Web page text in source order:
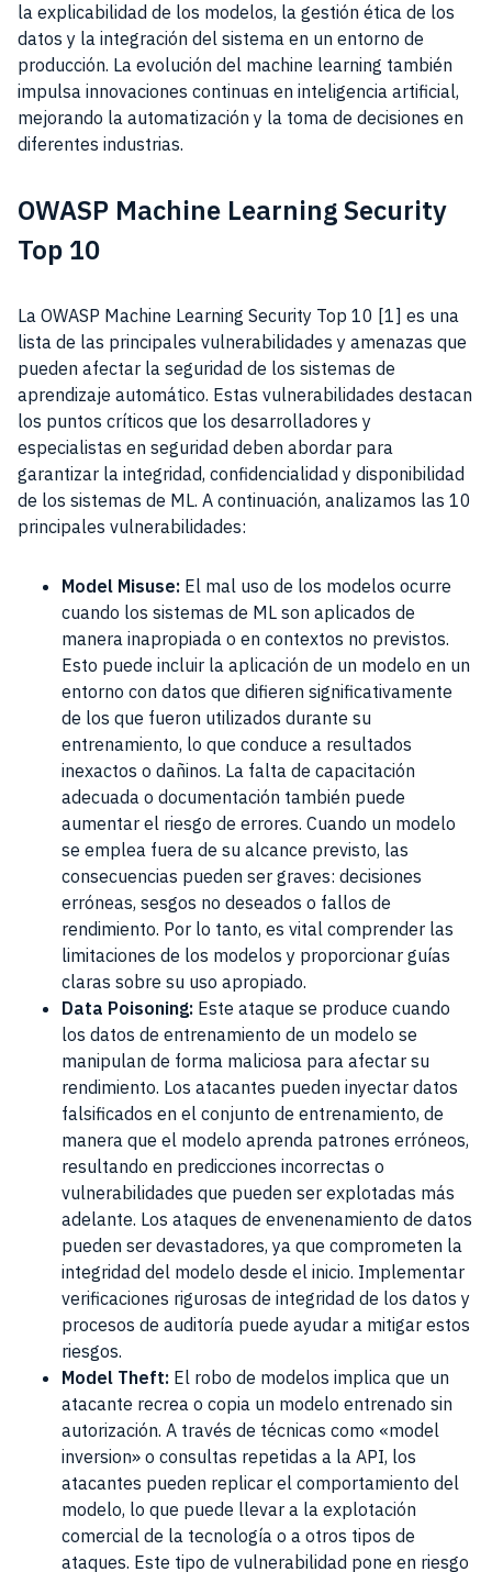
la explicabilidad de los modelos, la gestión ética de los
datos y la integración del sistema en un entorno de
producción. La evolución del machine learning también
impulsa innovaciones continuas en inteligencia artificial,
mejorando la automatización y la toma de decisiones en
diferentes industrias.
OWASP Machine Learning Security
Top 10
La OWASP Machine Learning Security Top 10 [1] es una
lista de las principales vulnerabilidades y amenazas que
pueden afectar la seguridad de los sistemas de
aprendizaje automático. Estas vulnerabilidades destacan
los puntos críticos que los desarrolladores y
especialistas en seguridad deben abordar para
garantizar la integridad, confidencialidad y disponibilidad
de los sistemas de ML. A continuación, analizamos las 10
principales vulnerabilidades:
Model Misuse: El mal uso de los modelos ocurre
cuando los sistemas de ML son aplicados de
manera inapropiada o en contextos no previstos.
Esto puede incluir la aplicación de un modelo en un
entorno con datos que difieren significativamente
de los que fueron utilizados durante su
entrenamiento, lo que conduce a resultados
inexactos o dañinos. La falta de capacitación
adecuada o documentación también puede
aumentar el riesgo de errores. Cuando un modelo
se emplea fuera de su alcance previsto, las
consecuencias pueden ser graves: decisiones
erróneas, sesgos no deseados o fallos de
rendimiento. Por lo tanto, es vital comprender las
limitaciones de los modelos y proporcionar guías
claras sobre su uso apropiado.
Data Poisoning: Este ataque se produce cuando
los datos de entrenamiento de un modelo se
manipulan de forma maliciosa para afectar su
rendimiento. Los atacantes pueden inyectar datos
falsificados en el conjunto de entrenamiento, de
manera que el modelo aprenda patrones erróneos,
resultando en predicciones incorrectas o
vulnerabilidades que pueden ser explotadas más
adelante. Los ataques de envenenamiento de datos
pueden ser devastadores, ya que comprometen la
integridad del modelo desde el inicio. Implementar
verificaciones rigurosas de integridad de los datos y
procesos de auditoría puede ayudar a mitigar estos
riesgos.
Model Theft: El robo de modelos implica que un
atacante recrea o copia un modelo entrenado sin
autorización. A través de técnicas como «model
inversion» o consultas repetidas a la API, los
atacantes pueden replicar el comportamiento del
modelo, lo que puede llevar a la explotación
comercial de la tecnología o a otros tipos de
ataques. Este tipo de vulnerabilidad pone en riesgo